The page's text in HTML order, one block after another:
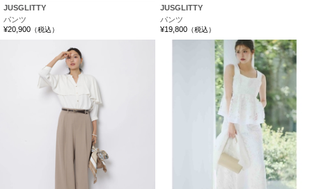
JUSGLITTY
パンツ
¥20,900 （税込）
JUSGLITTY
パンツ
¥19,800 （税込）